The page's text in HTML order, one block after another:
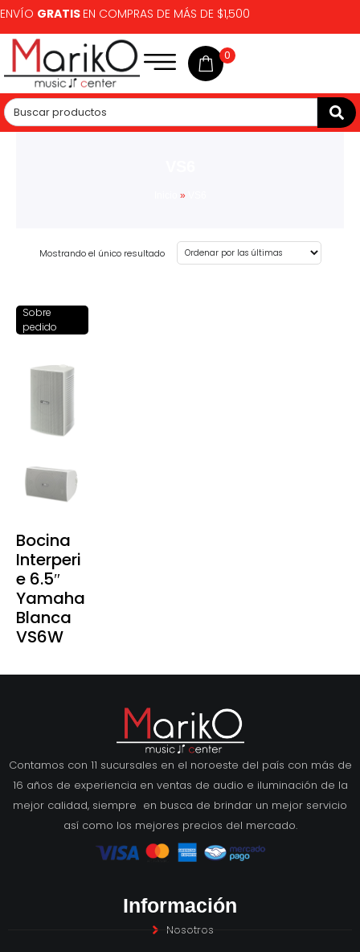
ENVÍO GRATIS EN COMPRAS DE MÁS DE $1,500
0
»
Mostrando el único resultado
Sobre
pedido
Bocina
Interperi
e 6.5″
Yamaha
Blanca
VS6W
Contamos con 11 sucursales en el noroeste del país con más de
16 años de experiencia en ventas de audio e iluminación de la
mejor calidad, siempre en busca de brindar un mejor servicio
así como los mejores precios del mercado.
Información
Nosotros